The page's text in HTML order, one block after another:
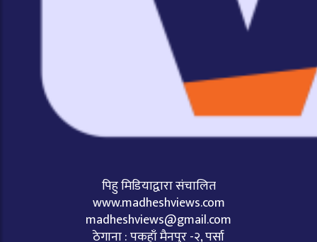
पिहु मिडियाद्वारा संचालित
www.madheshviews.com
madheshviews@gmail.com
ठेगाना : पकहाँ मैनपुर -२, पर्सा